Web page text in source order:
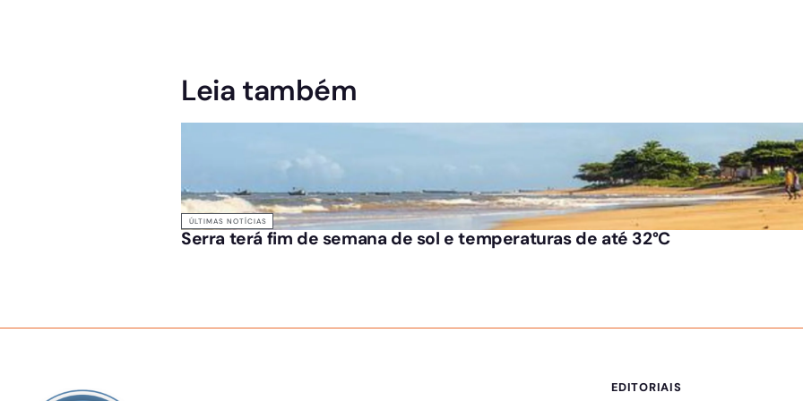
Leia também
ÚLTIMAS NOTÍCIAS
Serra terá fim de semana de sol e temperaturas de até 32°C
EDITORIAIS